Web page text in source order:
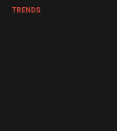
TRENDS